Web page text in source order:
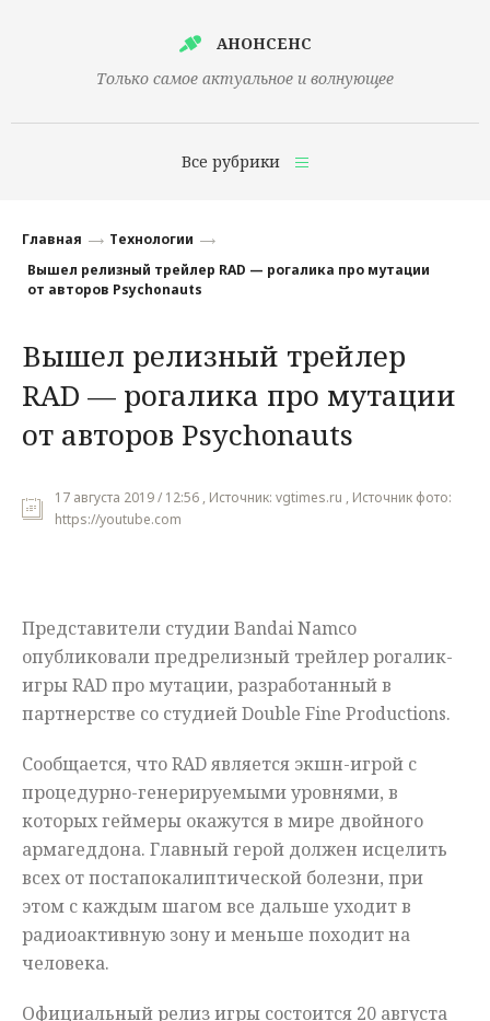
АНОНСЕНС
Только самое актуальное и волнующее
Все рубрики
Финансы
Наука
Культура
Общество
Мнения
Главная
Технологии
Вышел релизный трейлер RAD — рогалика про мутации
от авторов Psychonauts
Вышел релизный трейлер
RAD — рогалика про мутации
от авторов Psychonauts
17 августа 2019 / 12:56 , Источник: vgtimes.ru , Источник фото:
https://youtube.com
Представители студии Bandai Namco
опубликовали предрелизный трейлер рогалик-
игры RAD про мутации, разработанный в
партнерстве со студией Double Fine Productions.
Сообщается, что RAD является экшн-игрой с
процедурно-генерируемыми уровнями, в
которых геймеры окажутся в мире двойного
армагеддона. Главный герой должен исцелить
всех от постапокалиптической болезни, при
этом с каждым шагом все дальше уходит в
радиоактивную зону и меньше походит на
человека.
Официальный релиз игры состоится 20 августа